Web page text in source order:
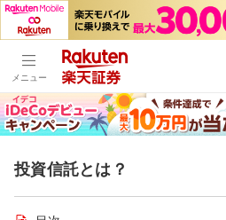
メニュー
投資信託とは？